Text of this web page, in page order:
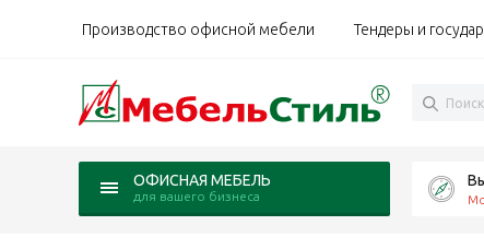
Производство офисной мебели Тендеры и
ОФИСНАЯ МЕБЕЛЬ
для вашего бизнеса